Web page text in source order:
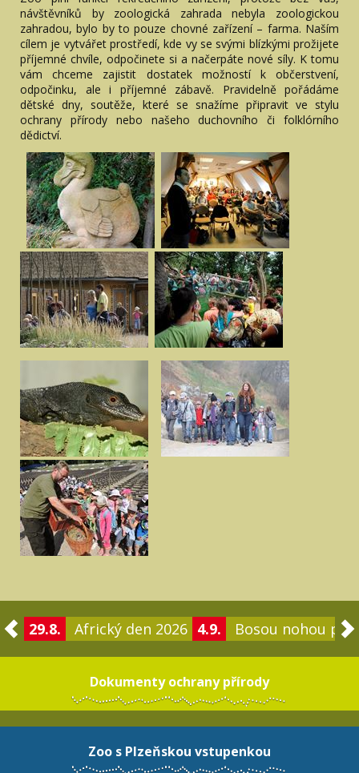
návštěvníků by zoologická zahrada nebyla zoologickou
zahradou, bylo by to pouze chovné zařízení – farma. Naším
cílem je vytvářet prostředí, kde vy se svými blízkými prožijete
příjemné chvíle, odpočinete si a načerpáte nové síly. K tomu
vám chceme zajistit dostatek možností k občerstvení,
odpočinku, ale i příjemné zábavě. Pravidelně pořádáme
dětské dny, soutěže, které se snažíme připravit ve stylu
ochrany přírody nebo našeho duchovního či folklórního
dědictví.
29.8. Africký den 2026 4.9. Bosou nohou po
Dokumenty ochrany přírody
Zoo s Plzeňskou vstupenkou